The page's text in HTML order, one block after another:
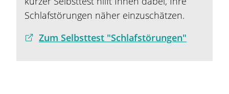
Schlafstörungen näher einzuschätzen.
Zum Selbsttest "Schlafstörungen"